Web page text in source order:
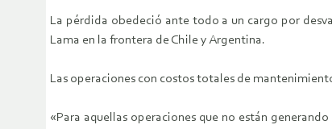
La pérdida obedeció ante todo a un cargo por
Lama en la frontera de Chile y Argentina.
Las operaciones con costos totales de
«Para aquellas operaciones que no están